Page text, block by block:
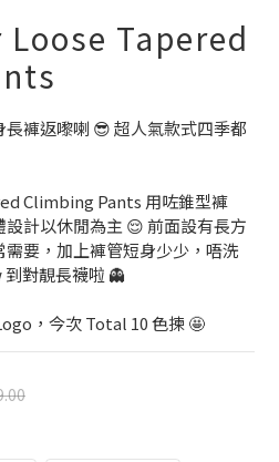
Tapered
褲返嚟喇 😎 超人氣款式四季都
Climbing Pants 用咗錐型褲
計以休閒為主 😌 前面設有長方
要，加上褲管短身少少，唔洗
對靚長襪啦 👻
，今次 Total 10 色揀 🤩